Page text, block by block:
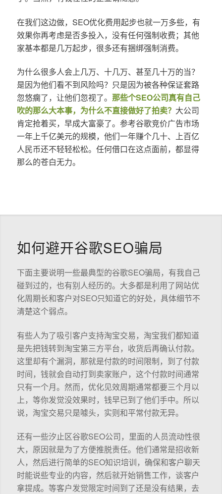
在我们这边做，SEO优化费用起步也就一万多些，有
效果你再考虑是否多投入，没有任何强制收费；其他
家基本都是几万起步，很多还有捆绑强制消费。
为什么很多人会上几万、十几万、甚至几十万的当？
是因为他们看不到风险吗？只是因为被各种保证套路
忽悠瘸了，让他们忽视了。 那些个SEO公司真有自己
吹的那么大本事，为什么不直接做好了拍卖？ 大公司
肯定抢着买，早成大富豪了。参考谷歌竞价广告市场
一年上千亿美元的规模，他们一年赚个几十、上百亿
人民币还不轻轻松松。任何借口在这点面前，都显得
那么的苍白无力。
如何避开谷歌SEO骗局
下面主要说明一些最典型的谷歌SEO骗局，有我自己
碰到过的，也有别人经历的。大多都是利用了网站优
化周期长和客户对SEO只知道它的好处，具体细节不
清楚这个弱点。
有些人为了吸引客户支持淘宝交易，淘宝我们都知道
是先把钱转到淘宝第三方平台，收货后再确认付款。
这里却有个漏洞，那就是付款的时间限制，到了付款
时间，钱就会自动打到卖家账户，这个付款时间通常
只有一个月。然而，优化见效周期通常都要三个月以
上，等你发觉没效果时，钱早已到了他们手中。所以
说，淘宝交易只是噱头，实则和平常付款无异。
还有一些汐止区谷歌SEO公司，里面的人员流动性很
大，原因就是为了方便推脱责任。他们通常是招收新
人，然后进行简单的SEO知识培训，确保和客户聊天
时能说些专业的内容，然后就开始销售工作，谈客户
拿提成。等客户发觉限定时间到了还是没有结果，去